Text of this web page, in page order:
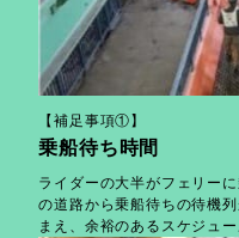
【補足事項①】
乗船待ち時間
ライダーの大半がフェリー
の道路から乗船待ちの待機
まえ、余裕のあるスケジュ